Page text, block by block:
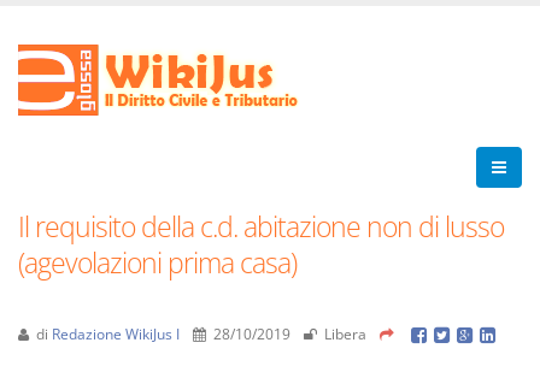
Il requisito della c.d. abitazione non di lusso
(agevolazioni prima casa)
di Redazione WikiJus I 28/10/2019 Libera